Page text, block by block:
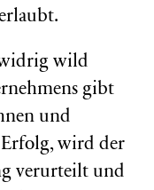
wild
gibt
und
wird der
verurteilt und